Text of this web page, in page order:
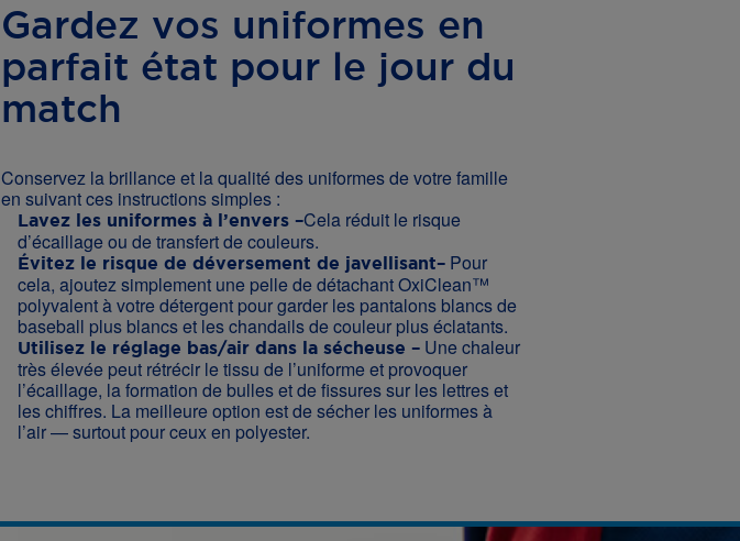
Gardez vos uniformes en
parfait état pour le jour du
match
Conservez la brillance et la qualité des uniformes de votre famille
en suivant ces instructions simples :
Lavez les uniformes à l’envers –Cela réduit le risque
d’écaillage ou de transfert de couleurs.
Évitez le risque de déversement de javellisant–Pour
cela, ajoutez simplement une pelle de détachant OxiClean™
polyvalent à votre détergent pour garder les pantalons blancs de
baseball plus blancs et les chandails de couleur plus éclatants.
Utilisez le réglage bas/air dans la sécheuse –Une chaleur
très élevée peut rétrécir le tissu de l’uniforme et provoquer
l’écaillage, la formation de bulles et de fissures sur les lettres et
les chiffres. La meilleure option est de sécher les uniformes à
l’air — surtout pour ceux en polyester.